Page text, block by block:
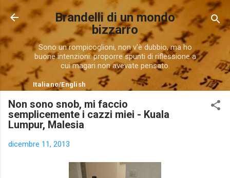
Passa ai contenuti principali
Brandelli di un mondo
bizzarro
Sono un rompicoglioni, non v'è dubbio, ma ho
buone intenzioni: proporre spunti di riflessione a
cui magari non avevate pensato.
Italiano/English
Non sono snob, mi faccio
semplicemente i cazzi miei - Kuala
Lumpur, Malesia
dicembre 11, 2013